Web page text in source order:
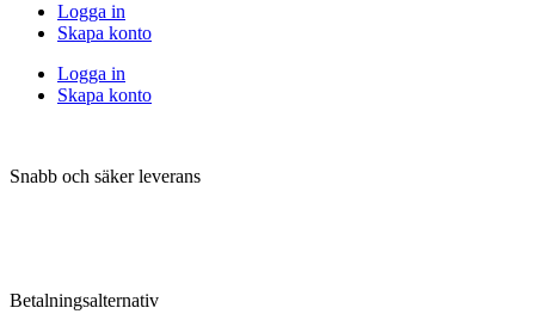
Logga in
Skapa konto
Logga in
Skapa konto
Snabb och säker leverans
Betalningsalternativ